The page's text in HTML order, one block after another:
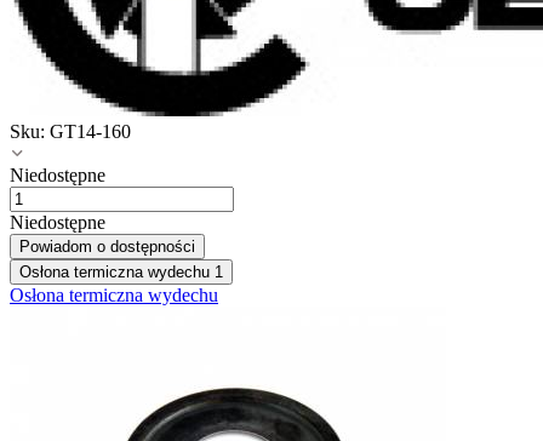
Sku: GT14-160
Niedostępne
Niedostępne
Powiadom o dostępności
Osłona termiczna wydechu 1
Osłona termiczna wydechu